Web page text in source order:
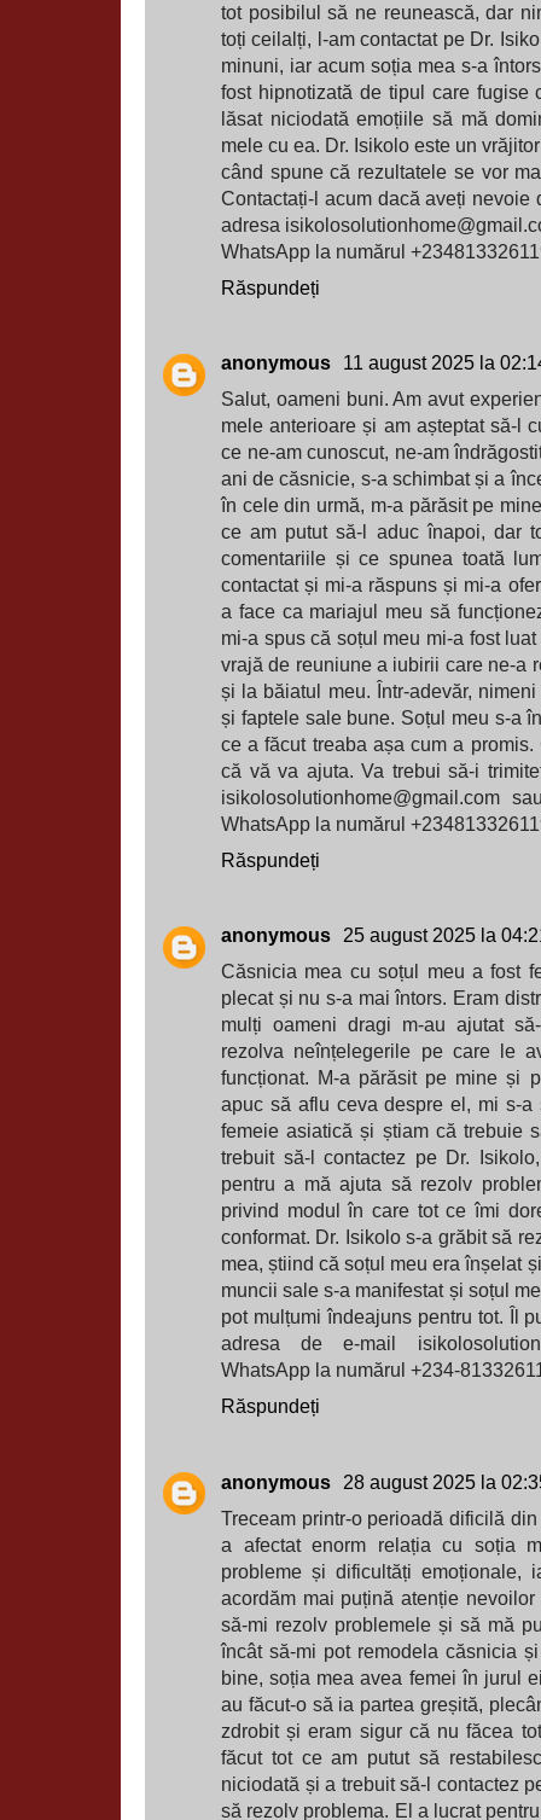
tot posibilul să ne reunească, dar
toți ceilalți, l-am contactat pe Dr.
minuni, iar acum soția mea s-a
fost hipnotizată de tipul care fugise
lăsat niciodată emoțiile să mă
mele cu ea. Dr. Isikolo este un
când spune că rezultatele se vor
Contactați-l acum dacă aveți nevoie
adresa
WhatsApp la numărul
Răspundeți
anonymous
11 august 2025 la
Salut, oameni buni. Am avut
mele anterioare și am așteptat să-l
ce ne-am cunoscut, ne-am
ani de căsnicie, s-a schimbat și a
în cele din urmă, m-a părăsit pe
ce am putut să-l aduc înapoi, dar
comentariile și ce spunea toată
contactat și mi-a răspuns și mi-a
a face ca mariajul meu să
mi-a spus că soțul meu mi-a fost
vrajă de reuniune a iubirii care ne-a
și la băiatul meu. Într-adevăr,
și faptele sale bune. Soțul meu s-a
ce a făcut treaba așa cum a
că vă va ajuta. Va trebui să-i
isikolosolutionhome@gmail.com
WhatsApp la numărul
Răspundeți
anonymous
25 august 2025 la
Căsnicia mea cu soțul meu a fost
plecat și nu s-a mai întors. Eram
mulți oameni dragi m-au ajutat
rezolva neînțelegerile pe care le
funcționat. M-a părăsit pe mine și
apuc să aflu ceva despre el, mi s-
femeie asiatică și știam că trebuie
trebuit să-l contactez pe Dr.
pentru a mă ajuta să rezolv
privind modul în care tot ce îmi
conformat. Dr. Isikolo s-a grăbit să
mea, știind că soțul meu era înșelat
muncii sale s-a manifestat și soțul
pot mulțumi îndeajuns pentru tot. Îl
adresa de e-mail
WhatsApp la numărul +234-
Răspundeți
anonymous
28 august 2025 la
Treceam printr-o perioadă dificilă
a afectat enorm relația cu soția
probleme și dificultăți emoționale,
acordăm mai puțină atenție
să-mi rezolv problemele și să mă
încât să-mi pot remodela căsnicia
bine, soția mea avea femei în jurul
au făcut-o să ia partea greșită,
zdrobit și eram sigur că nu făcea
făcut tot ce am putut să
niciodată și a trebuit să-l contactez
să rezolv problema. El a lucrat